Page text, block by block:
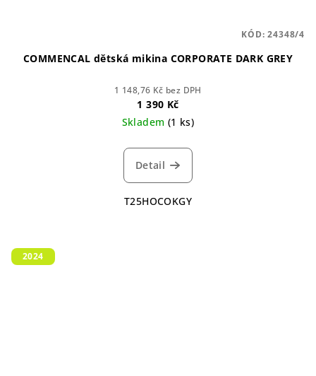
COMMENCAL dětská mikina CORPORATE DARK GREY
1 148,76 Kč bez DPH
1 390 Kč
Skladem (1 ks)
Detail
T25HOCOKGY
KÓD:24348/4
2024